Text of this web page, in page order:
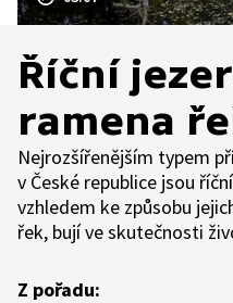
Říční
ramena
Nejrozšířenějším typem
v České republice jsou
vzhledem ke způsobu
řek, bují ve skutečnosti
Z pořadu: